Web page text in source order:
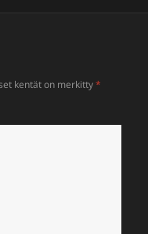
kentät on merkitty*